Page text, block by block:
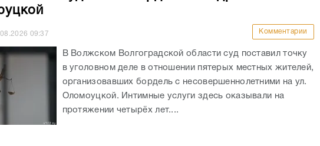
09:37 Комментарии
В Волжском Волгоградской области суд поставил точку
в уголовном деле в отношении пятерых местных жителей,
организовавших бордель с несовершеннолетними на ул.
Оломоуцкой. Интимные услуги здесь оказывали на
протяжении четырёх лет....